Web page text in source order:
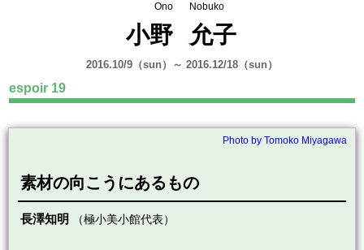
Ono Nobuko
小野 允子
2016.10/9（sun）～ 2016.12/18（sun）
espoir 19
Photo by Tomoko Miyagawa
素材の向こうにあるもの
長澤知明 （極小美小館代表）